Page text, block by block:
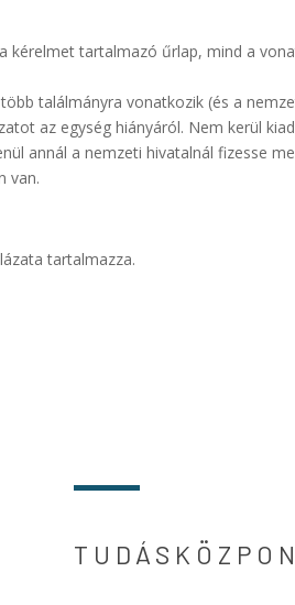
kérelmet tartalmazó űrlap, mind a
találmányra vonatkozik (és a
az egység hiányáról. Nem kerül
annál a nemzeti hivatalnál fizesse
van.
tartalmazza.